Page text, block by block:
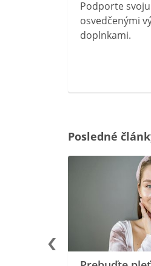
Podporte
osvedčenými
doplnkami.
Posledné